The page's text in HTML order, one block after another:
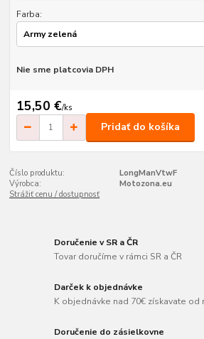
Farba:
Nie sme platcovia DPH
15,50 €/ks
Pridať do košíka
Číslo produktu:
LongManVtwF
Výrobca:
Motozona.eu
Strážiť cenu / dostupnosť
Doručenie v SR a ČR
Tovar doručíme v rámci SR a ČR
Darček k objednávke
K objednávke nad 70€ získavate od
Doručenie do zásielkovne